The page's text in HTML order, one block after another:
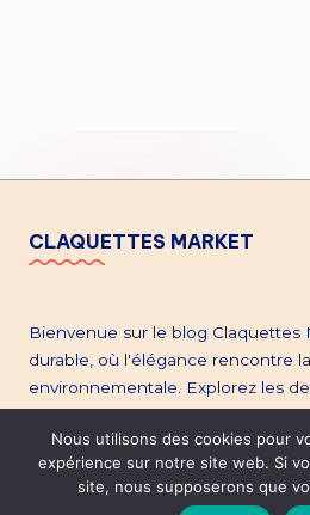
CLAQUETTES MARKET
Bienvenue sur le blog Claquettes
durable, où l'élégance rencontre
environnementale. Explorez les
mode éthique, plongez dans
et restez à la pointe des
claquettesmarket.comdédié aux
main et reconditionnées pour
Nous utilisons des cookies pour
expérience sur notre site web. Si
site, nous supposerons que